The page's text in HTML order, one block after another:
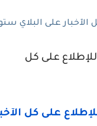
على البلاي
على كل